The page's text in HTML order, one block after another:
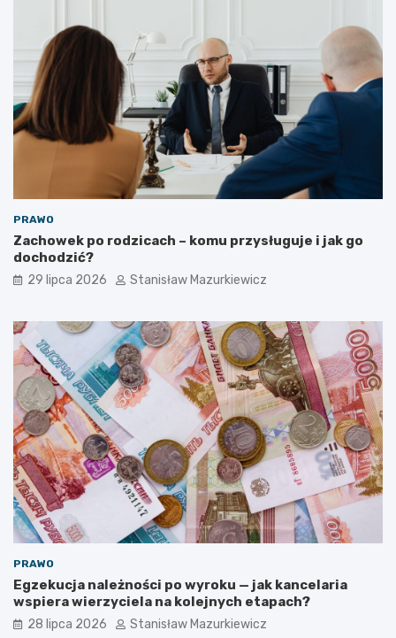
PRAWO
Zachowek po rodzicach – komu przysługuje i jak go
dochodzić?
29 lipca 2026 Stanisław Mazurkiewicz
PRAWO
Egzekucja należności po wyroku — jak kancelaria
wspiera wierzyciela na kolejnych etapach?
28 lipca 2026 Stanisław Mazurkiewicz